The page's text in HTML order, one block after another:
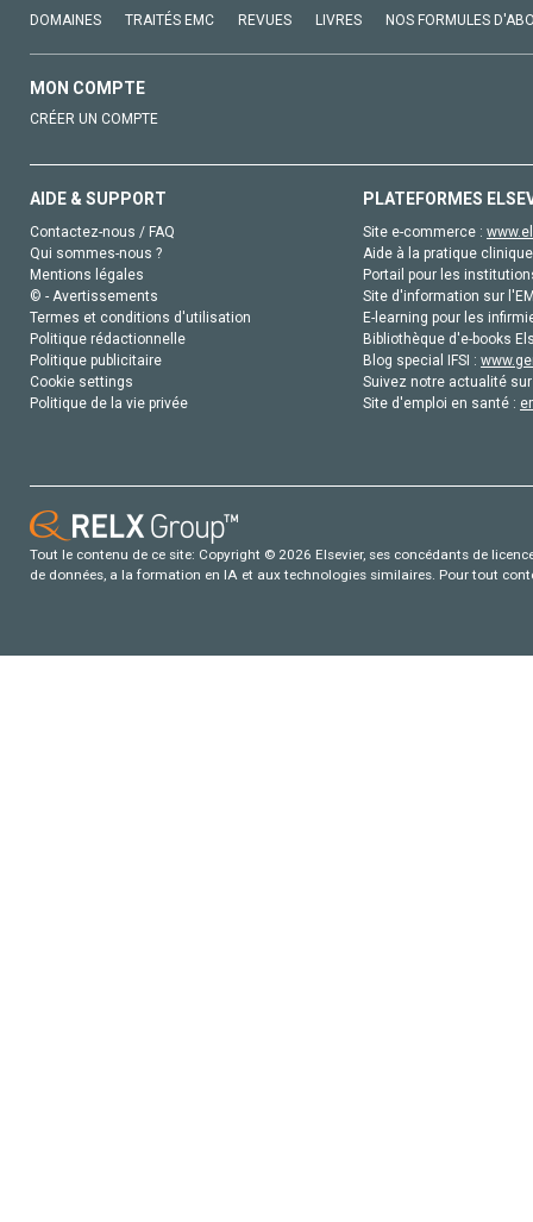
DOMAINES TRAITÉS EMC REVUES LIVRES NOS FORMULES
MON COMPTE
CRÉER UN COMPTE
AIDE & SUPPORT
Contactez-nous / FAQ
Qui sommes-nous ?
Mentions légales
© - Avertissements
Termes et conditions d'utilisation
Politique rédactionnelle
Politique publicitaire
Cookie settings
Politique de la vie privée
PLATEFORMES
Site e-commerce :
Aide à la pratique
Portail pour les
Site d'information sur
E-learning pour les
Bibliothèque d'e-books
Blog special IFSI :
Suivez notre actualité
Site d'emploi en santé :
Tout le contenu de ce site: Copyright © 2026 Elsevier, ses concédants de
de données, a la formation en IA et aux technologies similaires. Pour tout